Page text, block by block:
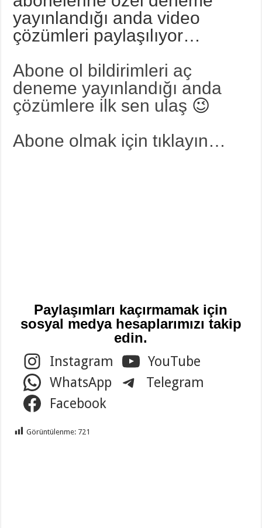
yayınlandığı anda video
çözümleri paylaşılıyor…
Abone ol bildirimleri aç
deneme yayınlandığı anda
çözümlere ilk sen ulaş 😉
Abone olmak için tıklayın…
Paylaşımları kaçırmamak için
sosyal medya hesaplarımızı takip
edin.
Instagram
YouTube
WhatsApp
Telegram
Facebook
Görüntülenme: 721